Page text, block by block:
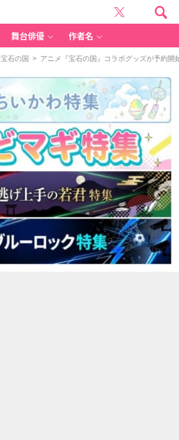
舞台俳優 作者名
宝石の国 > アニメ『宝石の国』コラボグッズが予約開